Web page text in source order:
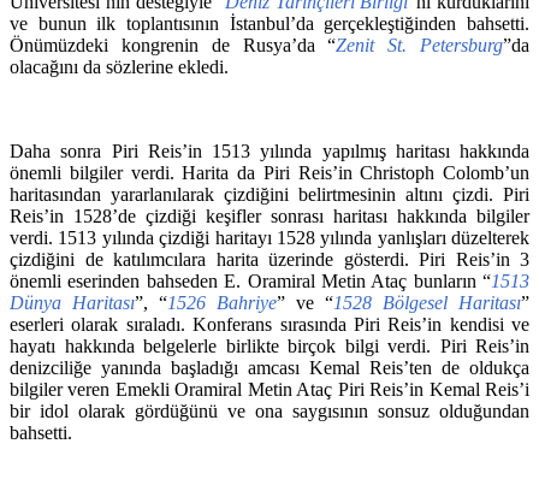
ve bunun ilk toplantısının İstanbul’da gerçekleştiğinden bahsetti.
Önümüzdeki kongrenin de Rusya’da “Zenit St. Petersburg”da
olacağını da sözlerine ekledi.
Daha sonra Piri Reis’in 1513 yılında yapılmış haritası hakkında
önemli bilgiler verdi. Harita da Piri Reis’in Christoph Colomb’un
haritasından yararlanılarak çizdiğini belirtmesinin altını çizdi. Piri
Reis’in 1528’de çizdiği keşifler sonrası haritası hakkında bilgiler
verdi. 1513 yılında çizdiği haritayı 1528 yılında yanlışları düzelterek
çizdiğini de katılımcılara harita üzerinde gösterdi. Piri Reis’in 3
önemli eserinden bahseden E. Oramiral Metin Ataç bunların “1513
Dünya Haritası”, “1526 Bahriye” ve “1528 Bölgesel Haritası”
eserleri olarak sıraladı. Konferans sırasında Piri Reis’in kendisi ve
hayatı hakkında belgelerle birlikte birçok bilgi verdi. Piri Reis’in
denizciliğe yanında başladığı amcası Kemal Reis’ten de oldukça
bilgiler veren Emekli Oramiral Metin Ataç Piri Reis’in Kemal Reis’i
bir idol olarak gördüğünü ve ona saygısının sonsuz olduğundan
bahsetti.